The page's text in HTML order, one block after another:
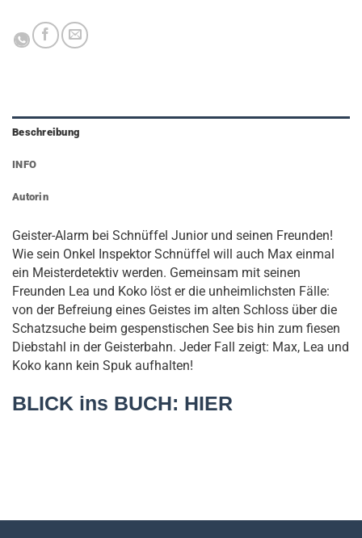
Beschreibung
INFO
Autorin
Geister-Alarm bei Schnüffel Junior und seinen Freunden!
Wie sein Onkel Inspektor Schnüffel will auch Max einmal
ein Meisterdetektiv werden. Gemeinsam mit seinen
Freunden Lea und Koko löst er die unheimlichsten Fälle:
von der Befreiung eines Geistes im alten Schloss über die
Schatzsuche beim gespenstischen See bis hin zum fiesen
Diebstahl in der Geisterbahn. Jeder Fall zeigt: Max, Lea und
Koko kann kein Spuk aufhalten!
BLICK ins BUCH: HIER